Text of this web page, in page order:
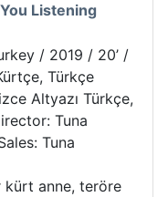
Listening
/ 2019 / 20’ /
Türkçe
Altyazı Türkçe,
Tuna
Tuna
kürt anne, teröre